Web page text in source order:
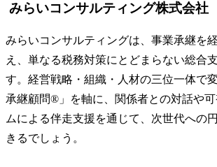
みらいコンサルティング株式会社
みらいコンサルティングは、事業承継を
え、単なる税務対策にとどまらない総合
す。経営戦略・組織・人材の三位一体で
承継顧問®」を軸に、関係者との対話や
ムによる伴走支援を通じて、次世代への
きるでしょう。